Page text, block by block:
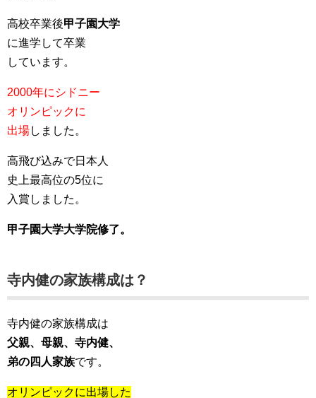
高校卒業後甲子園大学
に進学して卒業
しています。
2000年にシドニー
オリンピックに
出場しました。
高飛び込みで日本人
史上最高位の5位に
入賞しました。
甲子園大学大学院修了。
寺内健の家族構成は？
寺内健の家族構成は
父親、母親、寺内健、
弟の四人家族です。
オリンピックに出場した